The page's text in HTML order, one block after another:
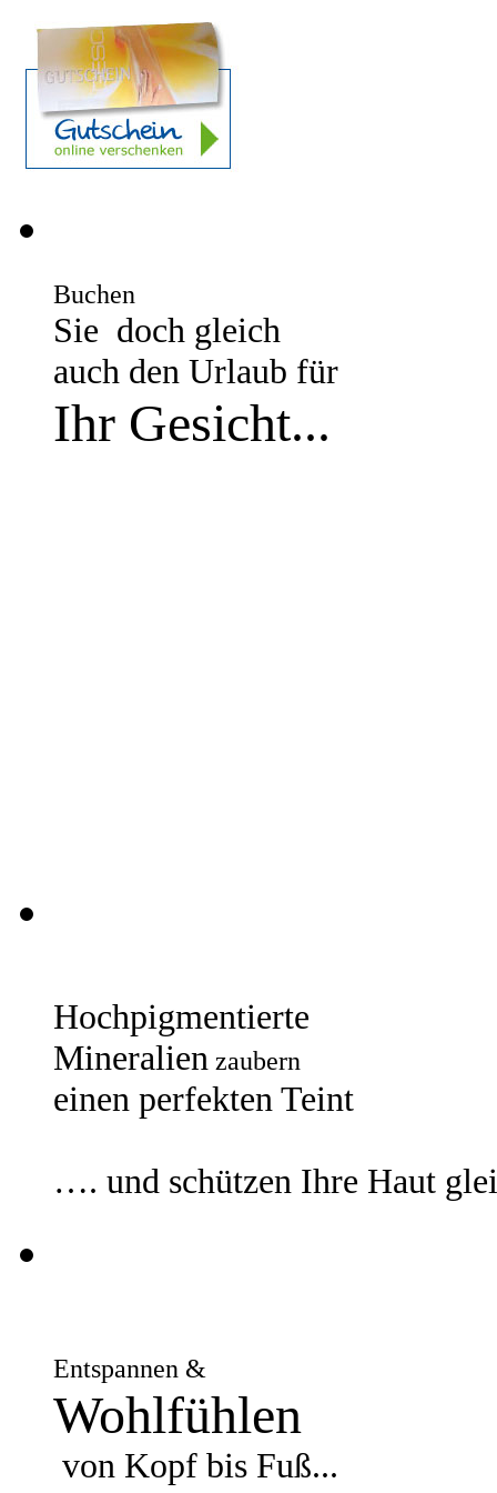
Buchen
Sie doch gleich
auch den Urlaub für
Ihr Gesicht...
Hochpigmentierte
Mineralien zaubern
einen perfekten Teint
…. und schützen Ihre Haut
Entspannen &
Wohlfühlen
von Kopf bis Fuß...